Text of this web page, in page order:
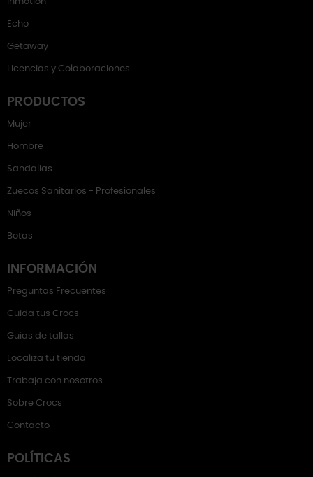
Echo
Getaway
Licencias y Colaboraciones
PRODUCTOS
Mujer
Hombre
Sandalias
Zuecos Sanitarios - Profesionales
Niños
Botas
INFORMACIÓN
Preguntas Frecuentes
Cuida tus Crocs
Guías de tallas
Localiza tu tienda
Trabaja con nosotros
Sobre Crocs
Contacto
POLÍTICAS